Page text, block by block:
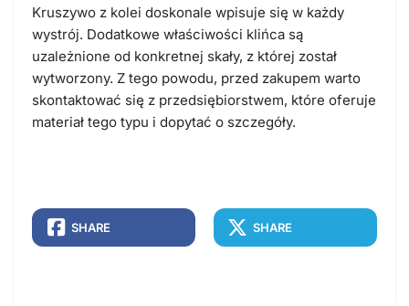
Kruszywo z kolei doskonale wpisuje się w każdy
wystrój. Dodatkowe właściwości klińca są
uzależnione od konkretnej skały, z której został
wytworzony. Z tego powodu, przed zakupem warto
skontaktować się z przedsiębiorstwem, które oferuje
materiał tego typu i dopytać o szczegóły.
SHARE SHARE